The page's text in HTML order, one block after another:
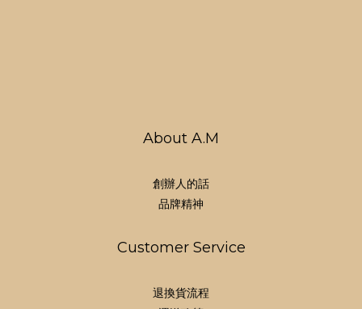
About A.M
創辦人的話
品牌精神
Customer Service
退換貨流程